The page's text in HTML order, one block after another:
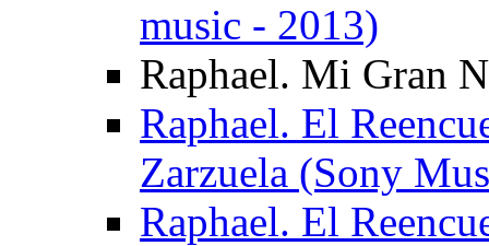
music - 2013)
Raphael. Mi Gran
Raphael. El
Zarzuela (Sony
Raphael. El